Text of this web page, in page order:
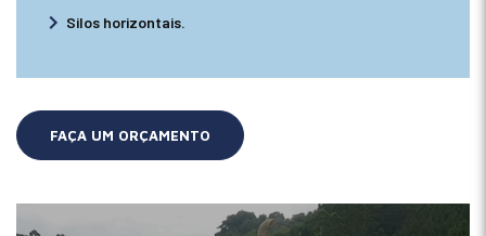
Silos horizontais.
FAÇA UM ORÇAMENTO